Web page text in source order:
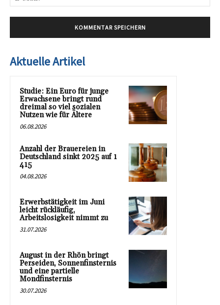
Aktuelle Artikel
Studie: Ein Euro für junge
Erwachsene bringt rund
dreimal so viel sozialen
Nutzen wie für Ältere
06.08.2026
Anzahl der Brauereien in
Deutschland sinkt 2025 auf 1
415
04.08.2026
Erwerbstätigkeit im Juni
leicht rückläufig,
Arbeitslosigkeit nimmt zu
31.07.2026
August in der Rhön bringt
Perseiden, Sonnenfinsternis
und eine partielle
Mondfinsternis
30.07.2026